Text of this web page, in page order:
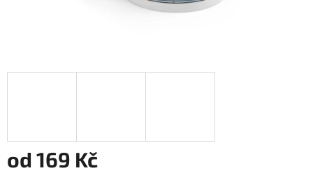
od 169 Kč